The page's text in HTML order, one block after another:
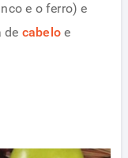
e o ferro) e
de cabeloe